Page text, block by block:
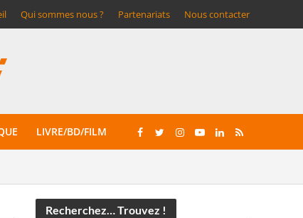
Qui sommes nous ? Partenariats Nous contacter
LIVRE/BD/FILM
Recherchez… Trouvez !